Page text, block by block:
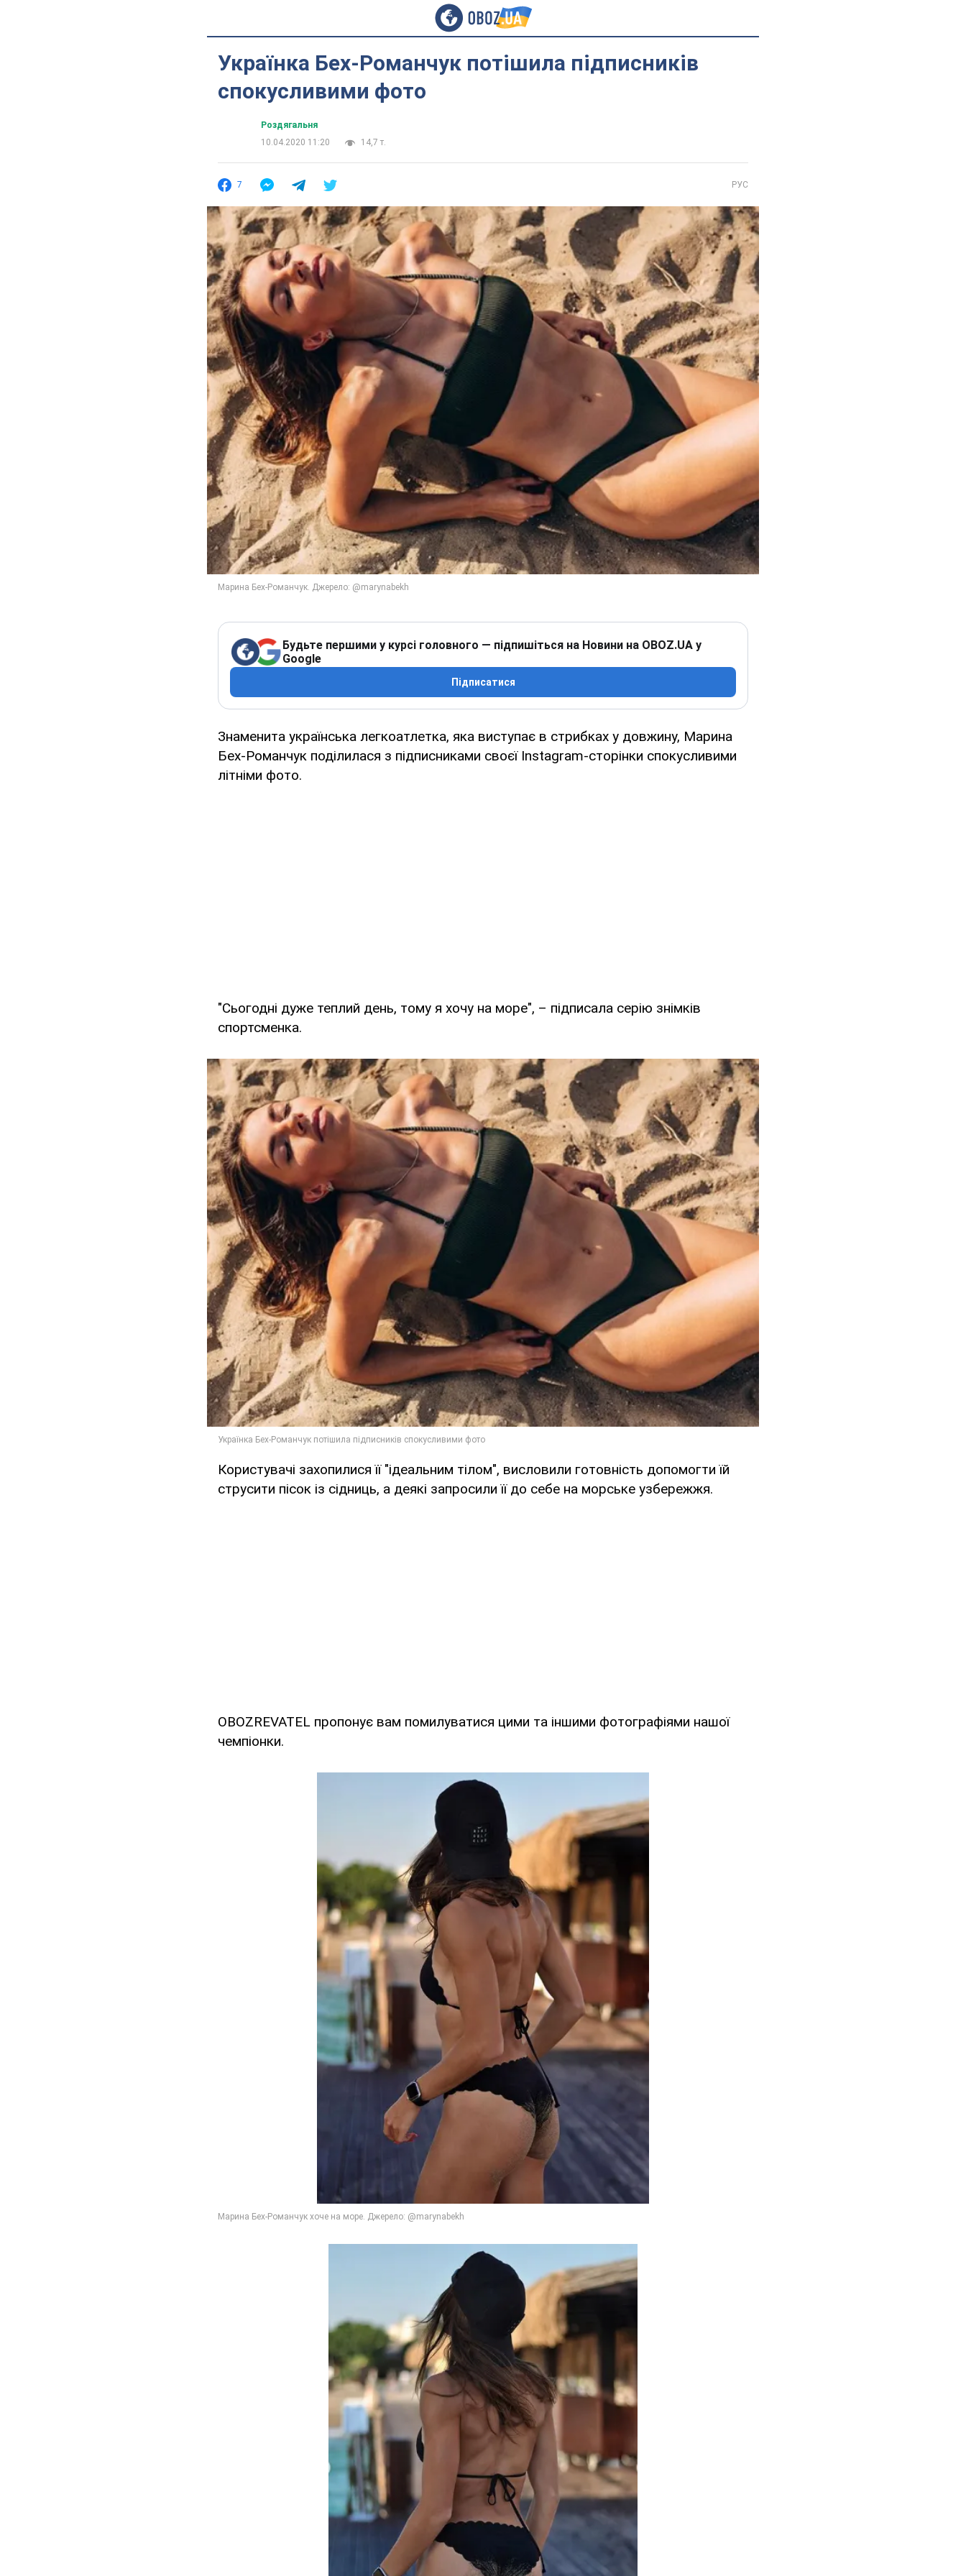
Українка Бех-Романчук потішила підписників
спокусливими фото
Роздягальня
10.04.2020 11:20
14,7 т.
7 РУС
Будьте першими у курсі головного — підпишіться на Новини на OBOZ.UA у
Google
Підписатися
Знаменита українська легкоатлетка, яка виступає в стрибках у довжину, Марина
Бех-Романчук поділилася з підписниками своєї Instagram-сторінки спокусливими
літніми фото.
"Сьогодні дуже теплий день, тому я хочу на море", – підписала серію знімків
спортсменка.
Користувачі захопилися її "ідеальним тілом", висловили готовність допомогти їй
струсити пісок із сідниць, а деякі запросили її до себе на морське узбережжя.
OBOZREVATEL пропонує вам помилуватися цими та іншими фотографіями нашої
чемпіонки.